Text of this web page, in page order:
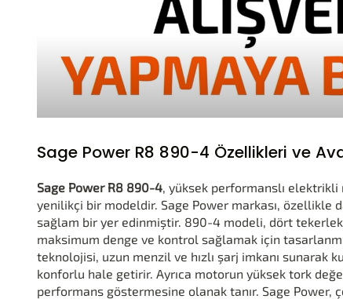
Sage Power R8 890-4 Özellikleri ve
Sage Power R8 890-4, yüksek performanslı elektrikli
yenilikçi bir modeldir. Sage Power markası, özellikle
sağlam bir yer edinmiştir. 890-4 modeli, dört
maksimum denge ve kontrol sağlamak için
teknolojisi, uzun menzil ve hızlı şarj imkanı sunarak
konforlu hale getirir. Ayrıca motorun yüksek tork
performans göstermesine olanak tanır. Sage